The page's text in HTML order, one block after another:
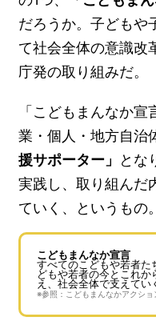
だろうか。子どもや
て社会全体の意識改
庁発の取り組みだ。
「こどもまんなか宣
業・個人・地方自治
援サポーター」
とな
実践し、取り組んだ
ていく、というもの。
こどもまんなか宣言
すべてのこどもや若者た
どもや若者の今とこれ
え、社会全体で支えてい
※参照：こどもまんなかアクシ